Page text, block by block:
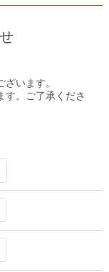
います。
す。ご了承くださ